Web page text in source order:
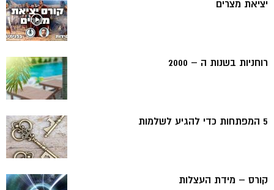
יציאת מצרים
רוחניות בשנות ה – 2000
5 המפתחות כדי להגיע לשלמות
קורס – מידת העצלות